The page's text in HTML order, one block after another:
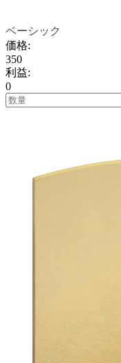
ベーシック
価格:
350
利益:
0